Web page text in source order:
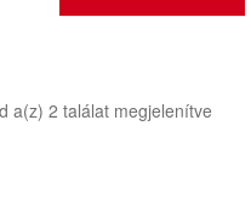
a(z) 2 találat megjelenítveSorted